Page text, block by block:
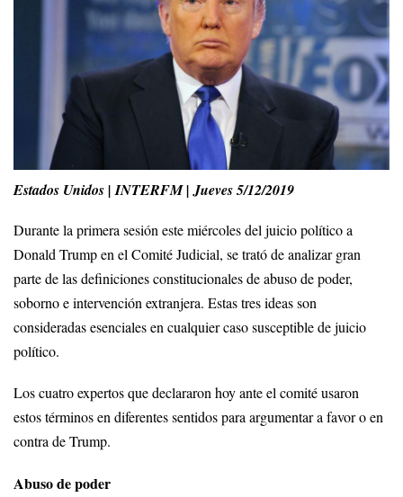
Estados Unidos | INTERFM | Jueves 5/12/2019
Durante la primera sesión este miércoles del juicio político a
Donald Trump en el Comité Judicial, se trató de analizar gran
parte de las definiciones constitucionales de abuso de poder,
soborno e intervención extranjera. Estas tres ideas son
consideradas esenciales en cualquier caso susceptible de juicio
político.
Los cuatro expertos que declararon hoy ante el comité usaron
estos términos en diferentes sentidos para argumentar a favor o en
contra de Trump.
Abuso de poder